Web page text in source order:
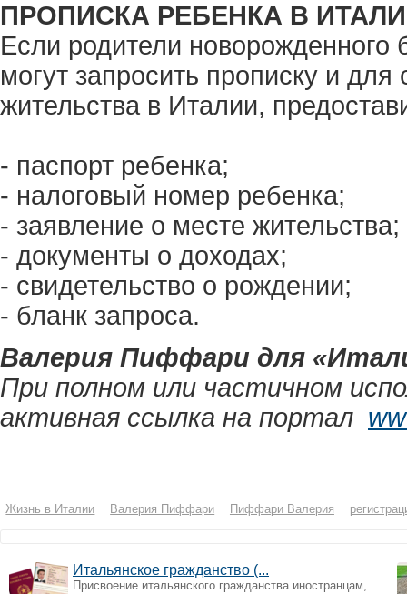
ПРОПИСКА РЕБЕНКА В
Если родители
могут запросить прописку и
жительства в Италии,
- паспорт ребенка;
- налоговый номер ребенка;
- заявление о месте жительства;
- документы о доходах;
- свидетельство о рождении;
- бланк запроса.
Валерия Пиффари для
При полном или частичном
активная ссылка на портал
Жизнь в Италии Валерия Пиффари Пиффари Валерия
Итальянское гражданство (...
Присвоение итальянского гражданства иностранцам,